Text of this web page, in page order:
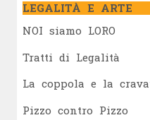
LEGALITÀ E ARTE
NOI siamo LORO
Tratti di Legalità
La coppola e la
Pizzo contro Pizzo